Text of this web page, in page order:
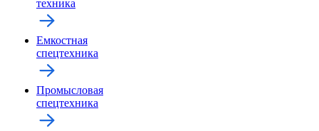
техника
Емкостная
спецтехника
Промысловая
спецтехника